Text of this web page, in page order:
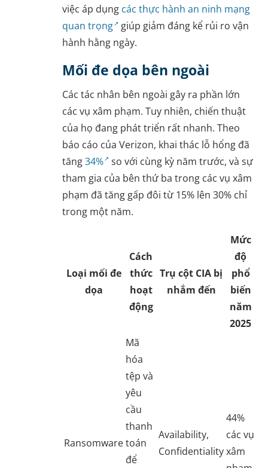
việc áp dụng các thực hành an ninh mạng
quan trọng giúp giảm đáng kể rủi ro vận
hành hằng ngày.
Mối đe dọa bên ngoài
Các tác nhân bên ngoài gây ra phần lớn
các vụ xâm phạm. Tuy nhiên, chiến thuật
của họ đang phát triển rất nhanh. Theo
báo cáo của Verizon, khai thác lỗ hổng đã
tăng34% so với cùng kỳ năm trước, và sự
tham gia của bên thứ ba trong các vụ xâm
phạm đã tăng gấp đôi từ 15% lên 30% chỉ
trong một năm.
Loại mối đe
dọa
Cách
thức
hoạt
động
Trụ cột CIA bị
nhắm đến
Mức
độ
phổ
biến
năm
2025
Ransomware
Mã
hóa
tệp và
yêu
cầu
thanh
toán
để
Availability,
Confidentiality
44%
các vụ
xâm